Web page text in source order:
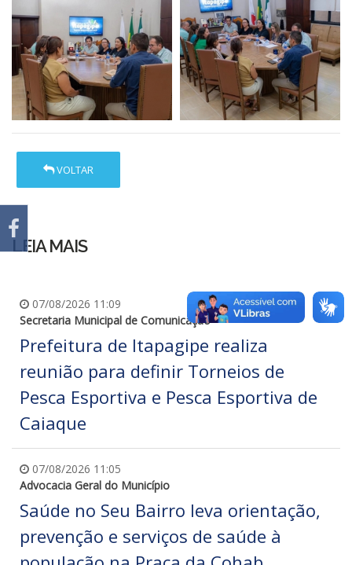
VOLTAR
LEIA MAIS
07/08/2026 11:09
Secretaria Municipal de Comunicação
Prefeitura de Itapagipe realiza
reunião para definir Torneios de
Pesca Esportiva e Pesca Esportiva de
Caiaque
07/08/2026 11:05
Advocacia Geral do Município
Saúde no Seu Bairro leva orientação,
prevenção e serviços de saúde à